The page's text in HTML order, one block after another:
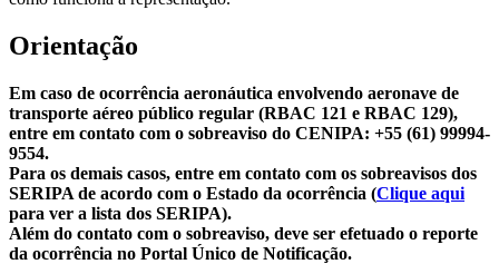
Orientação
Em caso de ocorrência aeronáutica envolvendo aeronave de
transporte aéreo público regular (RBAC 121 e RBAC 129),
entre em contato com o sobreaviso do CENIPA: +55 (61) 99994-
9554.
Para os demais casos, entre em contato com os sobreavisos dos
SERIPA de acordo com o Estado da ocorrência (Clique aqui
para ver a lista dos SERIPA).
Além do contato com o sobreaviso, deve ser efetuado o reporte
da ocorrência no Portal Único de Notificação.